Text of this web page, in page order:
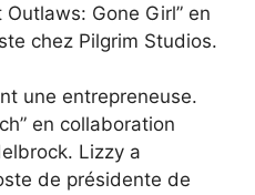
Gone Girl” en
chez Pilgrim Studios.
une entrepreneuse.
en collaboration
Lizzy a
de présidente de